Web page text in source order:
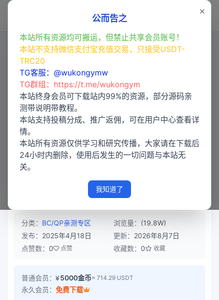
×
公而告之
本站所有资源均可搬运，但禁止共享会员账号！
本站不支持微信支付宝充值交易，只接受USDT-
TRC20
TG客服：@wukongymw
TG群组： https://t.me/wukongym
本站终身会员可下载站内99%的资源，部分源码亲
测带说明带教程。
本站支持投稿分成、推广返佣，可在用户中心查看详
情。
本站所有资源仅供学习和研究传播，大家请在下载后
24小时内删除，使用后发生的一切问题与本站无
关。
我知道了
【亲测】修复版永利皇宫OA现金
信用盘源码/前端html+后端php
分类： BC/QP亲测专区 浏览量： (19.8W)
发布： 2025年4月18日 更新： 2026年8月7日
点赞数： 0 点赞 收藏数： 0 收藏
普通会员： 5000金币≈ 714.29 USDT
永久会员： 免费下载